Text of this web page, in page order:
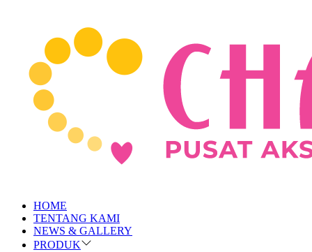
HOME
TENTANG KAMI
NEWS & GALLERY
PRODUK